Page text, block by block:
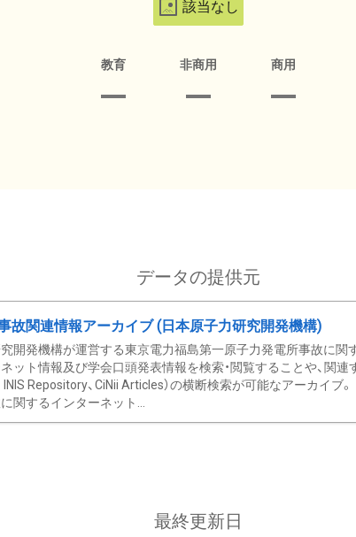
該当なし
教育 非商用 商用
データの提供元
故関連情報アーカイブ (日本原子力研究開発機構)
開発機構が運営する東京電力福島第一原子力発電所事故に関す
ット情報及び学会口頭発表情報を検索・閲覧することや、関連
INIS Repository、CiNii Articles）の横断検索が可能なアーカイブ
関するインターネット...
最終更新日